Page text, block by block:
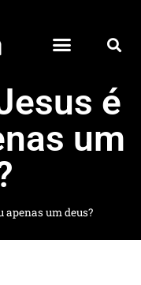
é
um
apenas um deus?